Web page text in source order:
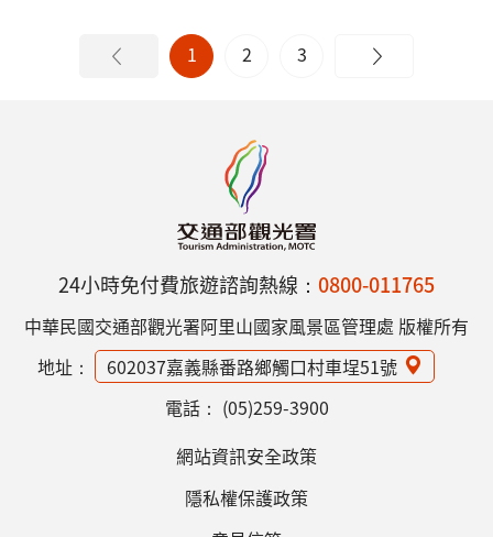
1 2 3
24小時免付費旅遊諮詢熱線： 0800-011765
中華民國交通部觀光署阿里山國家風景區管理處 版權所有
地址：
602037嘉義縣番路鄉觸口村車埕51號
電話： (05)259-3900
網站資訊安全政策
隱私權保護政策